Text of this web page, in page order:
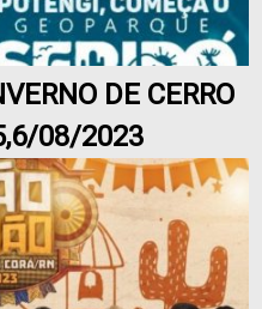
DE CERRO
08/2023